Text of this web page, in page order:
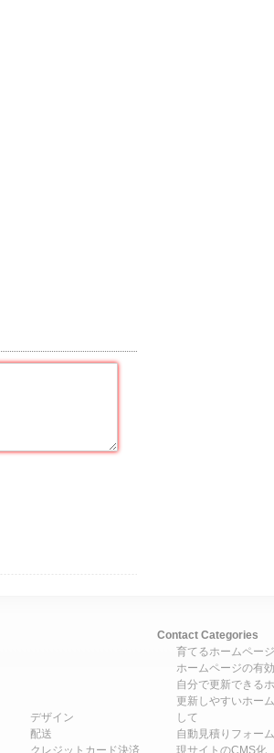
デザイン
配送
クレジットカード決済
Contact Categories
育てるホームページ
ホームページの有
自分で更新できる
更新しやすいホー
して
自動見積りフォー
現サイトのCMS化